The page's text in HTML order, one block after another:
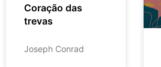
Coração das
trevas
Joseph Conrad